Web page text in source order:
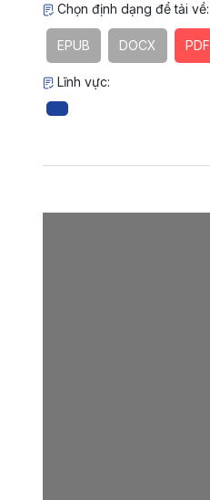
Chọn định dạng để tải về:
EPUB DOCX PDF
Lĩnh vực: